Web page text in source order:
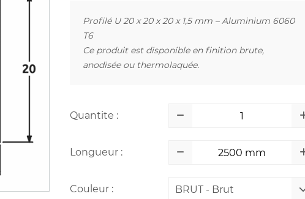
Profilé U 20 x 20 x 20 x 1,5 mm – Aluminium 6060
T6
Ce produit est disponible en finition brute,
anodisée ou thermolaquée.
Quantite :
Longueur :
Couleur : BRUT - Brut